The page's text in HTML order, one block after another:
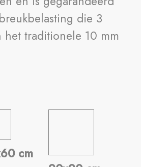
die 3
het traditionele 10 mm
cm